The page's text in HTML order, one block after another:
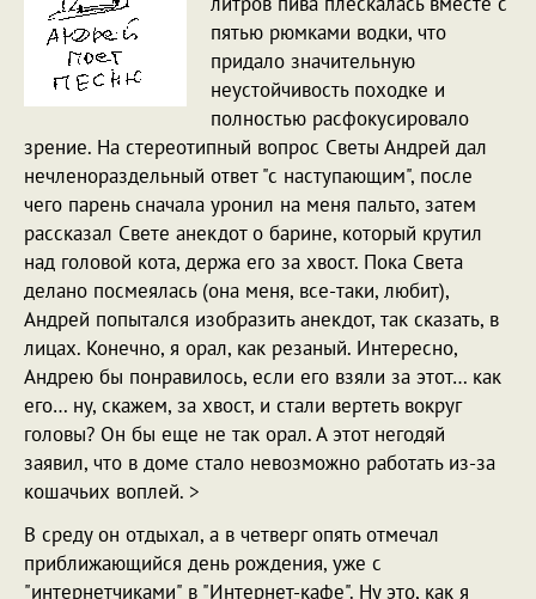
пятью рюмками водки, что
придало значительную
неустойчивость походке и
полностью расфокусировало
зрение. На стереотипный вопрос Светы Андрей дал
нечленораздельный ответ "с наступающим", после
чего парень сначала уронил на меня пальто, затем
рассказал Свете анекдот о барине, который крутил
над головой кота, держа его за хвост. Пока Света
делано посмеялась (она меня, все-таки, любит),
Андрей попытался изобразить анекдот, так сказать, в
лицах. Конечно, я орал, как резаный. Интересно,
Андрею бы понравилось, если его взяли за этот… как
его… ну, скажем, за хвост, и стали вертеть вокруг
головы? Он бы еще не так орал. А этот негодяй
заявил, что в доме стало невозможно работать из-за
кошачьих воплей. >
В среду он отдыхал, а в четверг опять отмечал
приближающийся день рождения, уже с
"интернетчиками" в "Интернет-кафе". Ну это, как я